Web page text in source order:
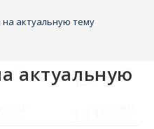
на актуальную тему
актуальную